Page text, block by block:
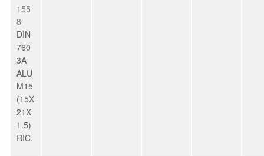
155
8
DIN
760
3A
ALU
M15
(15X
21X
1.5)
RIC.